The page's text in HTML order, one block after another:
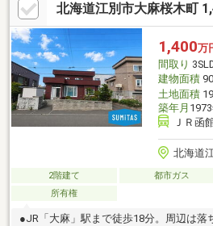
北海道江別市大麻桜木町
1,400万
間取り
建物面積
土地面積
築年月
ＪＲ函
北海道
2階建て 都市ガス
所有権
●JR「大麻」駅まで徒歩18分。周辺は落